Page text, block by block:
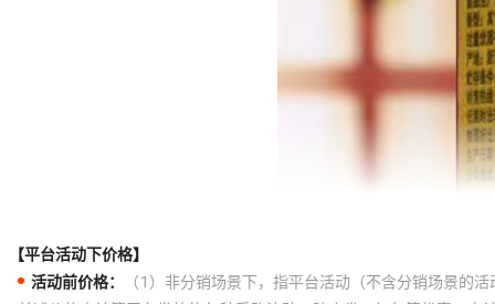
【平台活动下价格】
活动前价格：
（1）非分销场景下，指平台活动（不含分销场景的